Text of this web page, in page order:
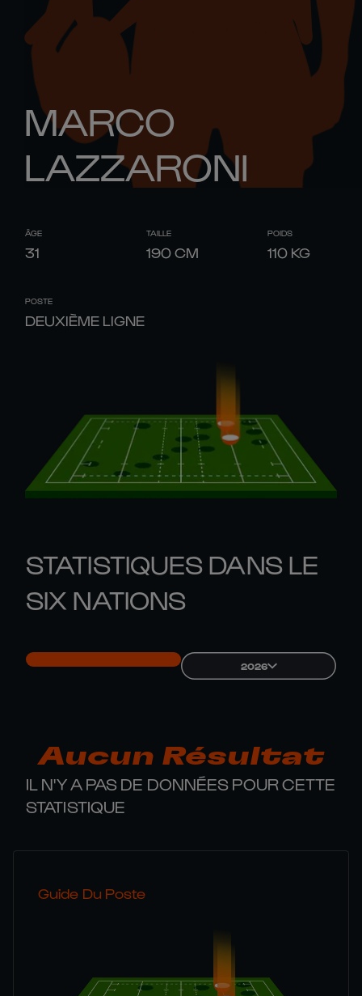
MARCO
LAZZARONI
ÂGE
31
TAILLE
190CM
POIDS
110 KG
POSTE
DEUXIÈME LIGNE
STATISTIQUES DANS LE
SIX NATIONS
2026
Aucun Résultat
IL N'Y A PAS DE DONNÉES POUR CETTE
STATISTIQUE
Guide Du Poste